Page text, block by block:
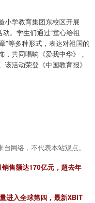
小学教育集团东校区开展
。学生们通过“童心绘祖
”等多种形式，表达对祖国的
共同唱响《爱我中华》，
活动荣登《中国教育报》
网络，不代表本站观点。
售额达170亿元，超去年
进入全球第四，最新XBIT